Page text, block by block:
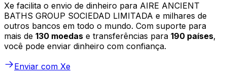
Xe facilita o envio de dinheiro para AIRE ANCIENT
BATHS GROUP SOCIEDAD LIMITADA e milhares de
outros bancos em todo o mundo. Com suporte para
mais de 130 moedas e transferências para 190 países,
você pode enviar dinheiro com confiança.
Enviar com Xe